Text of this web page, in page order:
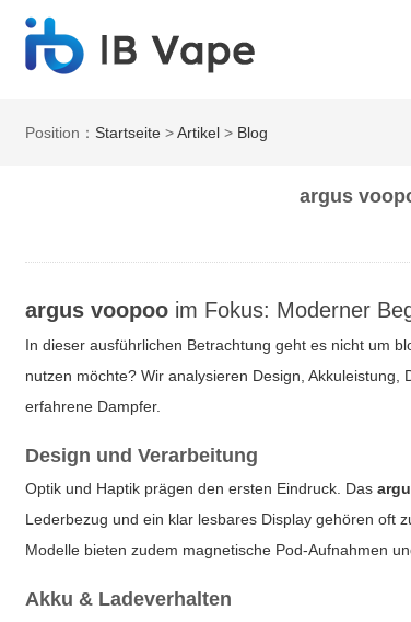
Position： Startseite >Artikel > Blog
argus
argus voopoo im Fokus: Moderner
In dieser ausführlichen Betrachtung geht es nicht um
nutzen möchte? Wir analysieren Design,
erfahrene Dampfer.
Design und Verarbeitung
Optik und Haptik prägen den ersten Eindruck. Das
Lederbezug und ein klar lesbares Display gehören oft
Modelle bieten zudem magnetische Pod-Aufnahmen
Akku & Ladeverhalten